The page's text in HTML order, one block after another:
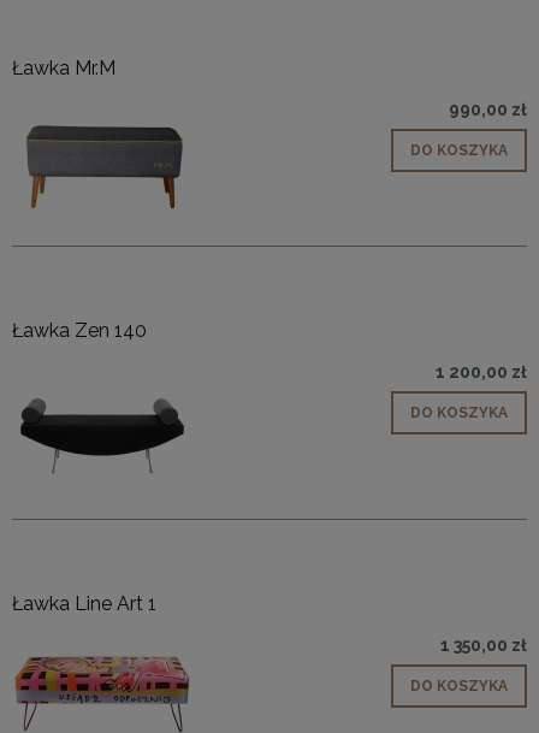
Ławka Mr.M
990,00 zł
DO KOSZYKA
Ławka Zen 140
1 200,00 zł
DO KOSZYKA
Ławka Line Art 1
1 350,00 zł
DO KOSZYKA